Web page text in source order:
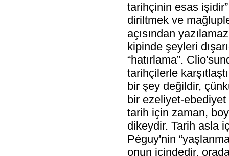
tarihçinin esas
diriltmek ve
açısından
kipinde şeyleri
“hatırlama”.
tarihçilerle
bir şey değildir,
bir ezeliyet-
tarih için zaman,
dikeydir. Tarih asla
Péguy'nin
onun içindedir,